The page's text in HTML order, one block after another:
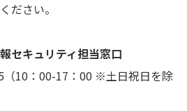
ださい。
セキュリティ担当窓口
（10：00-17：00 ※土日祝日を除